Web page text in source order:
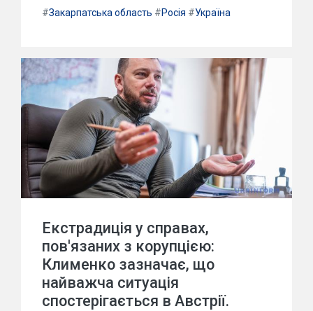
#Закарпатська область #Росія #Україна
Екстрадиція у справах,
пов'язаних з корупцією:
Клименко зазначає, що
найважча ситуація
спостерігається в Австрії.